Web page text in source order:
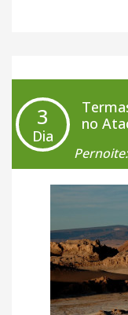
Flamencos. O
devido à grande
habitam o local.
incrível azul que
azuladas, devido
deixou essa
incluído.
O retorno ao
restante do dia
3
Dia
no